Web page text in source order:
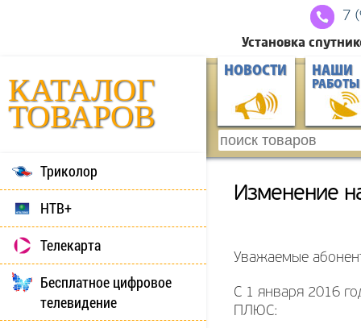
7
Установка
КАТАЛОГ
ТОВАРОВ
НОВОСТИ НАШИ
РАБОТЫ
Триколор
НТВ+
Телекарта
Бесплатное цифровое
телевидение
Изменение
Уважаемые
С 1 января 2016
ПЛЮС: